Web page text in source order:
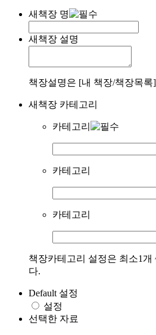
새책장 명
새책장 설명
책장설명은 [내 책장/책장목
새책장 카테고리
카테고리
카테고리
카테고리
책장카테고리 설정은 최소1개
다.
Default 설정
설정
선택한 자료